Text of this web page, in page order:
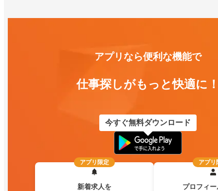
アプリなら便利な機能で
仕事探しがもっと快適に
今すぐ無料ダウンロード
アプリ限定
新着求人を
アプリ
プロフィ